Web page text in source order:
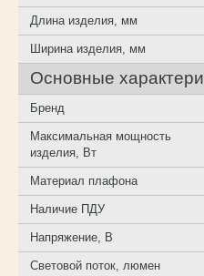
Длина изделия, мм
Ширина изделия, мм
Основные
Бренд
Максимальная мощность
изделия, Вт
Материал плафона
Наличие ПДУ
Напряжение, В
Световой поток, люмен